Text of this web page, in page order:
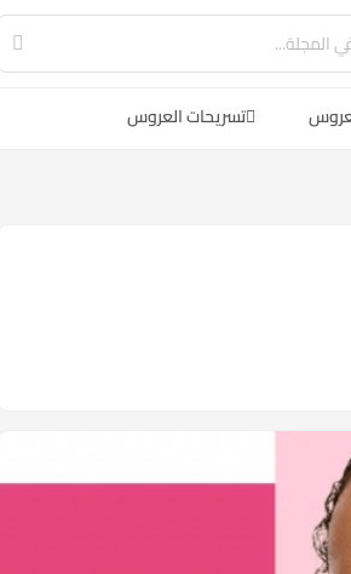
تسريحات العروس